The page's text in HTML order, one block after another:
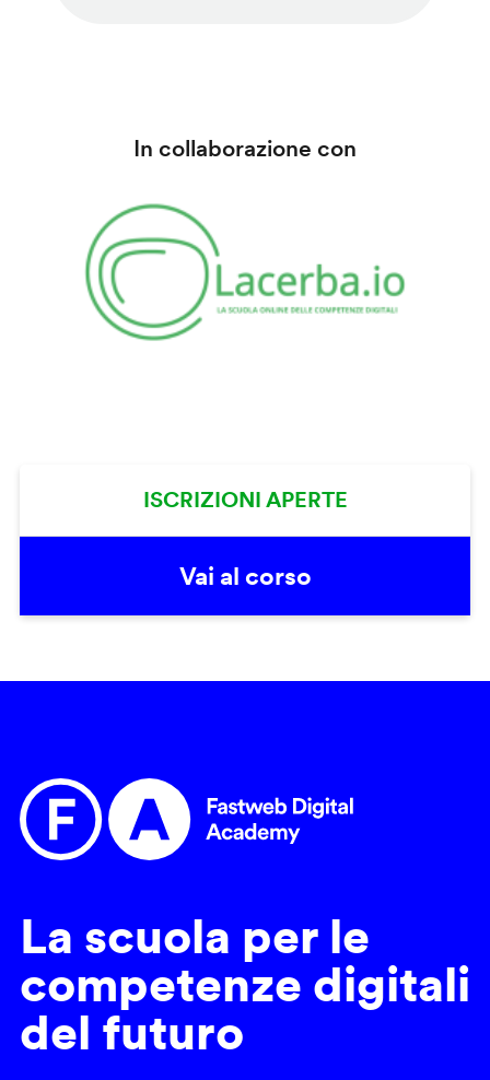
In collaborazione con
ISCRIZIONI APERTE
Vai al corso
La scuola per le
competenze digitali
del futuro